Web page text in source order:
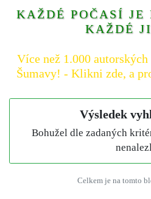
KAŽDÉ POČASÍ JE
KAŽDÉ
Více než 1.000
Šumavy! - Klikni zde, a
Výsledek
Bohužel dle zadaných
Celkem je na tomto